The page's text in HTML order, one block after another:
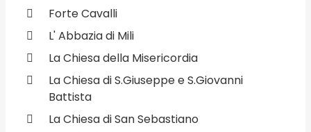
Forte Cavalli
L' Abbazia di Mili
La Chiesa della Misericordia
La Chiesa di S.Giuseppe e S.Giovanni
Battista
La Chiesa di San Sebastiano